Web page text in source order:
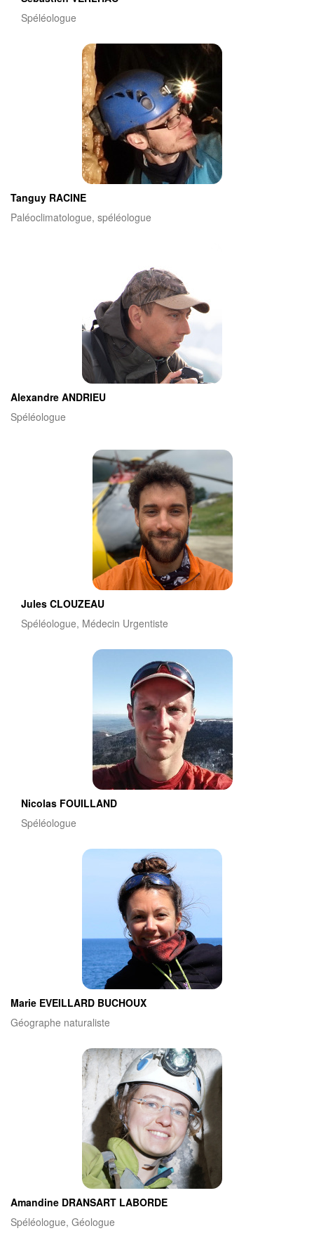
Spéléologue
Tanguy RACINE
Paléoclimatologue, spéléologue
Alexandre ANDRIEU
Spéléologue
Jules CLOUZEAU
Spéléologue, Médecin Urgentiste
Nicolas FOUILLAND
Spéléologue
Marie EVEILLARD BUCHOUX
Géographe naturaliste
Amandine DRANSART LABORDE
Spéléologue, Géologue